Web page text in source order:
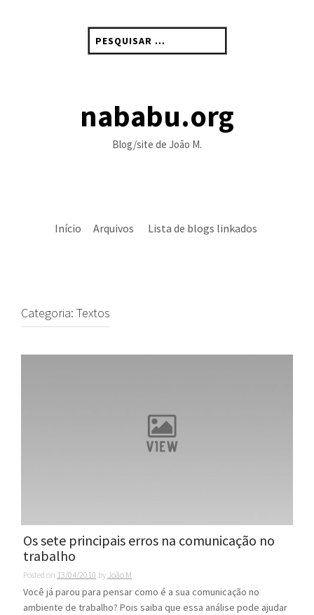
por:
nababu.org
Blog/site de João M.
Início Arquivos Lista de blogs linkados
Categoria: Textos
Os sete principais erros na comunicação no
trabalho
Posted on 13/04/2010 by João M
Você já parou para pensar como é a sua comunicação no
ambiente de trabalho? Pois saiba que essa análise pode ajudar